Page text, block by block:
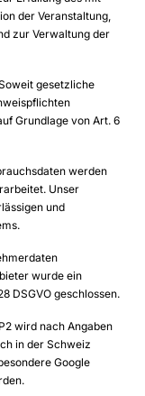
der Veranstaltung,
zur Verwaltung der
gesetzliche
Grundlage von Art. 6
werden
Unser
und
wurde ein
DSGVO geschlossen.
wird nach Angaben
in der Schweiz
Google